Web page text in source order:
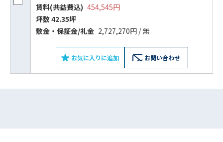
賃料(共益費込) 454,545円
坪数 42.35坪
敷⾦‧保証⾦/礼⾦ 2,727,270円 / 無
お気に入りに追加 お問い合わせ
ビルコード： 172272
スムーズにご案内できます